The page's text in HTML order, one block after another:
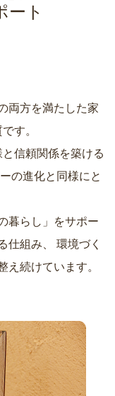
ート
両方を満たした家
す。
信頼関係を築ける
暮らし」をサポー
仕組み、
え続けています。